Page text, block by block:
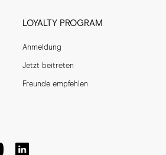
LOYALTY PROGRAM
Anmeldung
Jetzt beitreten
Freunde empfehlen